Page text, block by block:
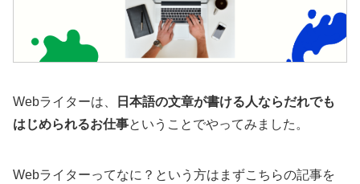
Webライターは、
日本語の文章が書ける人ならだれでも
はじめられるお仕事ということでやってみました。
Webライターってなに？という方はまずこちらの記事を